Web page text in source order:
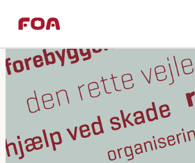
til
hovedindhold
til
hovedmenu